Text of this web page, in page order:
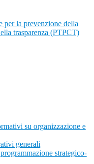
per la prevenzione della
trasparenza (PTPCT)
su organizzazione e
generali
strategico-